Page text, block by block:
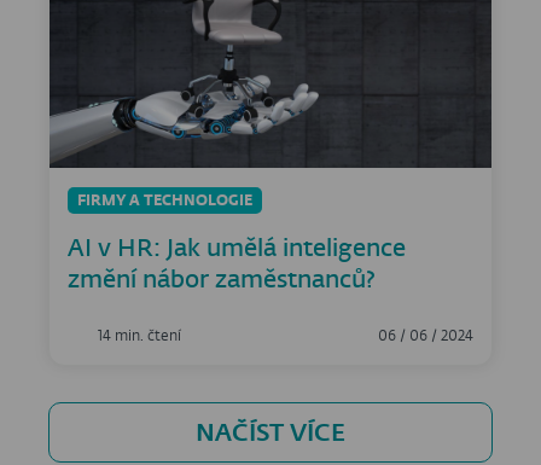
FIRMY A TECHNOLOGIE
AI v HR: Jak umělá inteligence
změní nábor zaměstnanců?
14 min. čtení 06 / 06 / 2024
NAČÍST VÍCE